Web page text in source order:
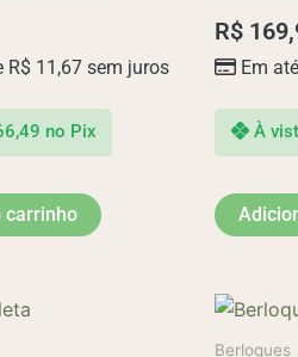
R$ 11,67 sem juros
no Pix
carrinho
R$
Em
À
Berloques